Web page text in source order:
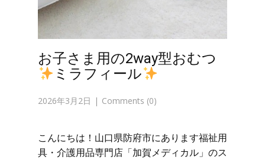
お子さま用の2way型おむつ
ミラフィール
2026年3月2日 Comments (0)
こんにちは！山口県防府市にあります福祉用
具・介護用品専門店「加賀メディカル」のス